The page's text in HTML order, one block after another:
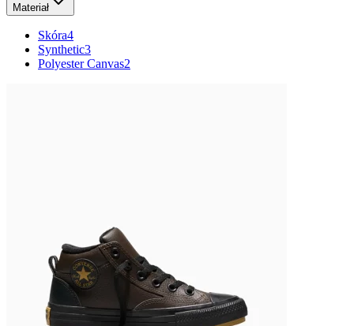
Materiał
Skóra4
Synthetic3
Polyester Canvas2